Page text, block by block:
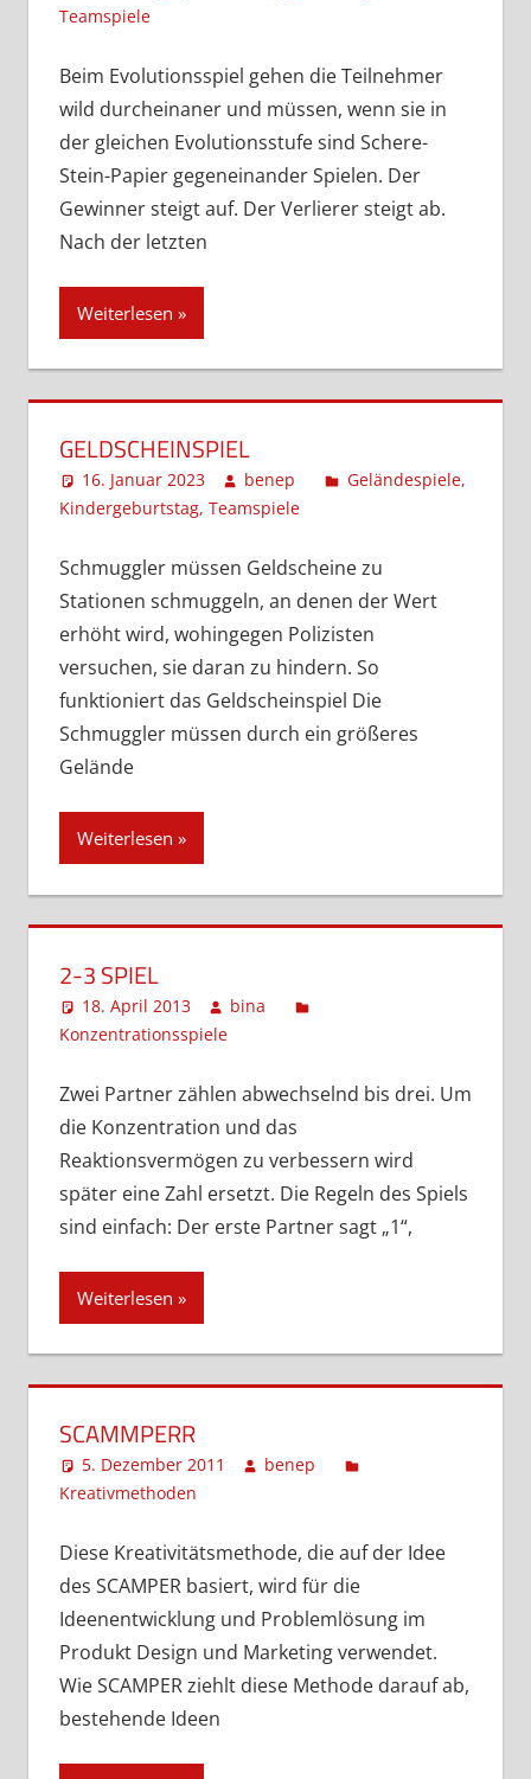
Teamspiele
Beim Evolutionsspiel gehen die Teilnehmer
wild durcheinaner und müssen, wenn sie in
der gleichen Evolutionsstufe sind Schere-
Stein-Papier gegeneinander Spielen. Der
Gewinner steigt auf. Der Verlierer steigt ab.
Nach der letzten
Weiterlesen
GELDSCHEINSPIEL
16. Januar 2023 benep Geländespiele,
Kindergeburtstag, Teamspiele
Schmuggler müssen Geldscheine zu
Stationen schmuggeln, an denen der Wert
erhöht wird, wohingegen Polizisten
versuchen, sie daran zu hindern. So
funktioniert das Geldscheinspiel Die
Schmuggler müssen durch ein größeres
Gelände
Weiterlesen
2-3 SPIEL
18. April 2013
bina
Konzentrationsspiele
Zwei Partner zählen abwechselnd bis drei. Um
die Konzentration und das
Reaktionsvermögen zu verbessern wird
später eine Zahl ersetzt. Die Regeln des Spiels
sind einfach: Der erste Partner sagt „1“,
Weiterlesen
SCAMMPERR
5. Dezember 2011
benep
Kreativmethoden
Diese Kreativitätsmethode, die auf der Idee
des SCAMPER basiert, wird für die
Ideenentwicklung und Problemlösung im
Produkt Design und Marketing verwendet.
Wie SCAMPER ziehlt diese Methode darauf ab,
bestehende Ideen